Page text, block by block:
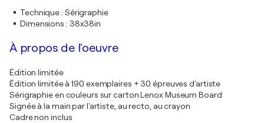
Technique: Sérigraphie
Dimensions : 38x38in
À propos de l'oeuvre
Édition limitée
Édition limitée à 190 exemplaires + 30 épreuves d'artiste
Sérigraphie en couleurs sur carton Lenox Museum Board
Signée à la main par l'artiste, au recto, au crayon
Cadre non inclus